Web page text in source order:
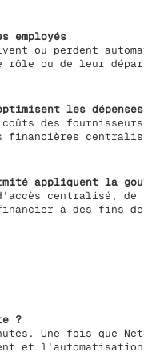
employés
ou perdent
rôle ou de leur
les
coûts des
financières
appliquent la
centralisé,
à des fins de
?
Une fois que
et